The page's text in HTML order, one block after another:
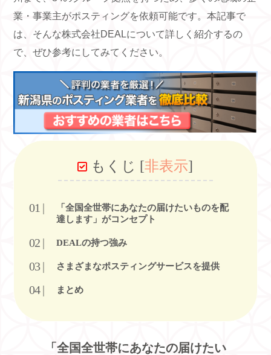
業・事業主がポスティングを依頼可能です。本記事で
は、そんな株式会社DEALについて詳しく紹介するの
で、ぜひ参考にしてみてください。
もくじ [非表示]
「全国全世帯にあなたの届けたいものを配
達します」がコンセプト
DEALの持つ強み
さまざまなポスティングサービスを提供
まとめ
「全国全世帯にあなたの届けたい